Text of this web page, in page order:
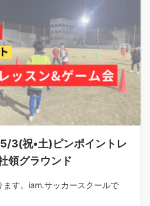
5/3(祝•土)ピンポイントレ
領グラウンド
ます。iam.サッカースクールで